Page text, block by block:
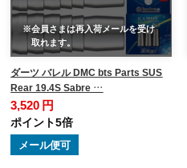
※会員さまは再入荷メールを受け
取れます。
ダーツ バレル DMC bts Parts SUS
Rear 19.4S Sabre …
3,520 円
ポイント5倍
メール便可